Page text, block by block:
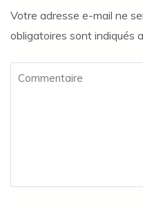
Votre adresse e-mail ne
obligatoires sont indiqués
Commentaire